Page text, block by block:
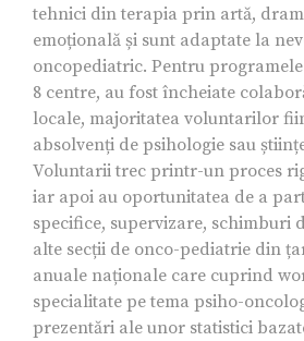
tehnici din terapia prin artă,
emoțională și sunt adaptate la
oncopediatric. Pentru
8 centre, au fost încheiate
locale, majoritatea voluntarilor
absolvenți de psihologie sau
Voluntarii trec printr-un proces
iar apoi au oportunitatea de a
specifice, supervizare, schimburi
alte secții de onco-pediatrie din
anuale naționale care cuprind
specialitate pe tema psiho-
prezentări ale unor statistici